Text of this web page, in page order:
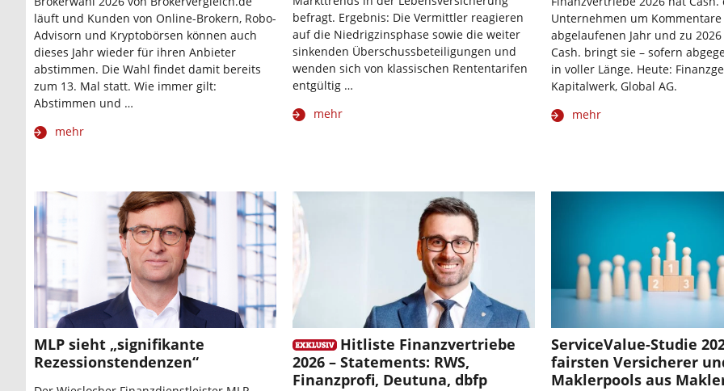
läuft und Kunden von Online-Brokern, Robo-
Advisorn und Kryptobörsen können auch
dieses Jahr wieder für ihren Anbieter
abstimmen. Die Wahl findet damit bereits
zum 13. Mal statt. Wie immer gilt:
Abstimmen und …
mehr
befragt. Ergebnis: Die Vermittler reagieren
auf die Niedrigzinsphase sowie die weiter
sinkenden Überschussbeteiligungen und
wenden sich von klassischen Rententarifen
entgültig …
mehr
Unternehmen um Kommentare
abgelaufenen Jahr und zu
Cash. bringt sie – sofern
in voller Länge. Heute:
Kapitalwerk, Global AG.
mehr
MLP sieht „signifikante
Rezessionstendenzen“
Hitliste Finanzvertriebe
2026 – Statements: RWS,
Finanzprofi, Deutuna, dbfp
ServiceValue-Studie
fairsten Versicherer
Maklerpools aus